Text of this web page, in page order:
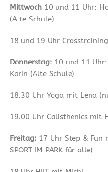
Mittwoch 10 und 11 Uhr:
(Alte Schule)
18 und 19 Uhr
Donnerstag: 10 und 11
Karin (Alte Schule)
18.30 Uhr Yoga mit Lena
19.00 Uhr Calisthenics mit
Freitag: 17 Uhr Step & Fun
SPORT IM PARK für alle)